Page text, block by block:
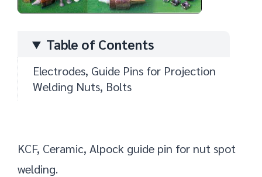
Table of Contents
Electrodes, Guide Pins for Projection
Welding Nuts, Bolts
KCF, Ceramic, Alpock guide pin for nut spot
welding.